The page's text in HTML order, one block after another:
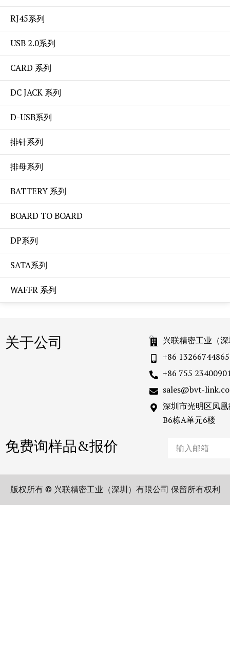
RJ45系列
USB 2.0系列
CARD 系列
DC JACK 系列
D-USB系列
排针系列
排母系列
BATTERY 系列
BOARD TO BOARD
DP系列
SATA系列
WAFFR 系列
关于公司
兴联精密工业（
+86 13266744865
+86 755
sales@bvt-
深圳市光明区凤
B6栋A单元6楼
免费询样品&报价
版权所有 © 兴联精密工业（深圳）有限公司 保留所有权利